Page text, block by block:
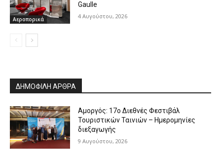
Αεροπορικά
Gaulle
4 Αυγούστου, 2026
ΔΗΜΟΦΙΛΗ ΑΡΘΡΑ
Αμοργός: 17ο Διεθνές Φεστιβάλ
Τουριστικών Ταινιών – Ημερομηνίες
διεξαγωγής
9 Αυγούστου, 2026